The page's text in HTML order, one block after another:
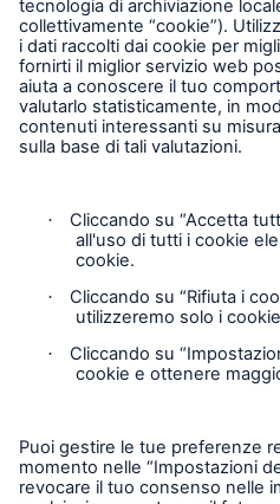
Mediazione Civile
Arbitrato
Procedura FIN-NET per i
Privacy Statement